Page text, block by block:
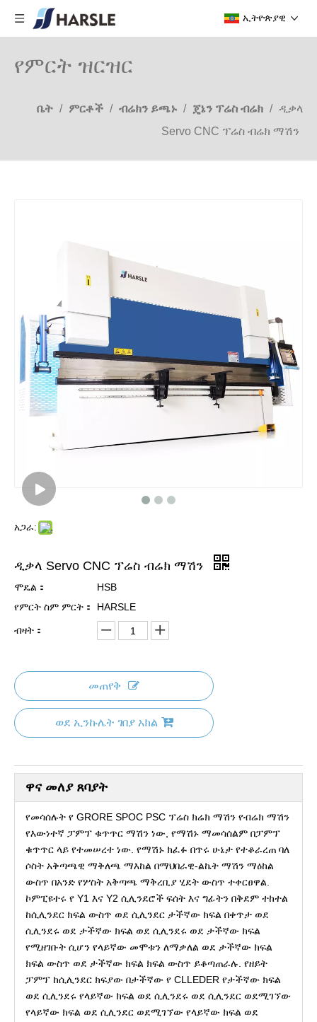
ኢትዮጵያዊ
የምርት ዝርዝር
ቤት / ምርቶች / ብሬክን ይጫኑ / ጄኔን ፕሬስ ብሬክ / ዲቃላ
Servo CNC ፕሬስ ብሬክ ማሽን
አጋራ:
ዲቃላ Servo CNC ፕሬስ ብሬክ ማሽን
ሞዴል：
HSB
የምርት ስም ምርት：
HARSLE
ብዛት：
መጠየቅ
ወደ ኢንኩሌት ገበያ አክል
ዋና መለያ ጸባያት
የመሳሰሉት የ GRORE SPOC PSC ፕሬስ ክሬክ ማሽን የብሬክ ማሽን
የእውነተኛ ፓምፕ ቁጥጥር ማሽን ነው, የማሽኑ ማመሳሰልም በፓምፕ
ቁጥጥር ላይ የተመሠረተ ነው. የማሽኑ ክፈፉ በጥሩ ሁኔታ የተቆራረጠ ባለ
ሶስት አቅጣጫዊ ማቅለጫ ማእከል በማህበራዊ-ልኬት ማሽን ማዕከል
ውስጥ በአንድ የሦስት አቅጣጫ ማቅረቢያ ሂደት ውስጥ ተቀርፀዋል.
ኮምፒዩተሩ የ Y1 እና Y2 ሲሊንደሮች ፍሰት እና ግፊትን በቅደም ተከተል
ከሲሊንደር ክፍል ውስጥ ወደ ሲሊንደር ታችኛው ክፍል በቀጥታ ወደ
ሲሊንደሩ ወደ ታችኛው ክፍል ወደ ሲሊንደሩ ወደ ታችኛው ክፍል
የሚዘገቡት ሲሆን የላይኛው መሞቱን ለማቃለል ወደ ታችኛው ክፍል
ክፍል ውስጥ ወደ ታችኛው ክፍል ክፍል ውስጥ ይቆጣጠራሉ. የዘይት
ፓምፕ ከሲሊንደር ክፍያው በታችኛው የ CLLEDER የታችኛው ክፍል
ወደ ሲሊንደሩ የላይኛው ክፍል ወደ ሲሊንደሩ ወደ ሲሊንደር ወደሚገኘው
የላይኛው ክፍል ወደ ሲሊንደር ወደሚገኘው የላይኛው ክፍል ወደ